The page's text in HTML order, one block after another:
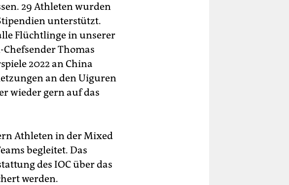
29 Athleten wurden
unterstützt.
Flüchtlinge in unserer
Chefsender Thomas
2022 an China
an den Uiguren
wieder gern auf das
Athleten in der Mixed
begleitet. Das
des IOC über das
werden.